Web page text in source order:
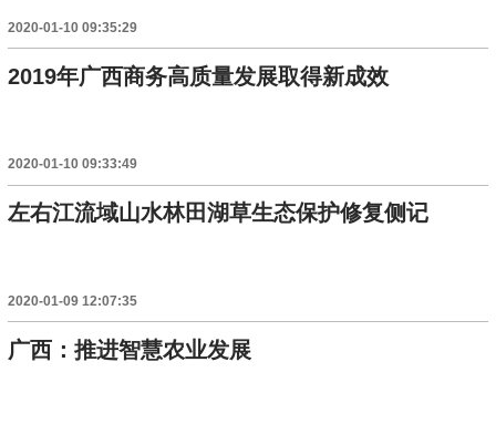
2020-01-10 09:35:29
2019年广西商务高质量发展取得新成效
2020-01-10 09:33:49
左右江流域山水林田湖草生态保护修复侧记
2020-01-09 12:07:35
广西：推进智慧农业发展